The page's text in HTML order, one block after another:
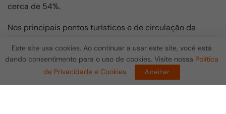
cerca de 54%.
Nos principais pontos turísticos e de circulação da
Forte, as notificações diminuíram de 35 para 9,
enquanto no Peró caíram de 9 para 3. Nas ruas e
avenidas, o número passou de 12 para apenas 2
Este site usa cookies. Ao continuar a usar este site, você está
dando consentimento para o uso de cookies. Visite nossa Política
de Privacidade e Cookies. Aceitar